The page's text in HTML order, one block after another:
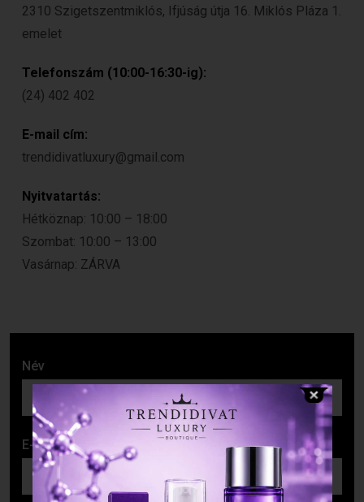
Név
E-mail cím
2310 Szigetszentmiklós, Ifjúság útja 16. Miklós Pláza 1.
emelet
Telefonszám (10:00-16:30-ig):
(24) 402 402
E-mail cím:
trendidivatluxury@gmail.com
Nyitvatartás:
Hétköznap: 10:00 – 18:00
Szombat: 10:00 – 13:00
Vasárnap: ZÁRVA